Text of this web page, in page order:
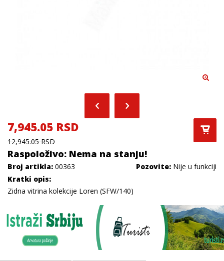
7,945.05 RSD
12,945.05 RSD
Raspoloživo: Nema na stanju!
Broj artikla: 00363 Pozovite: Nije u funkciji
Kratki opis:
Zidna vitrina kolekcije Loren (SFW/140)